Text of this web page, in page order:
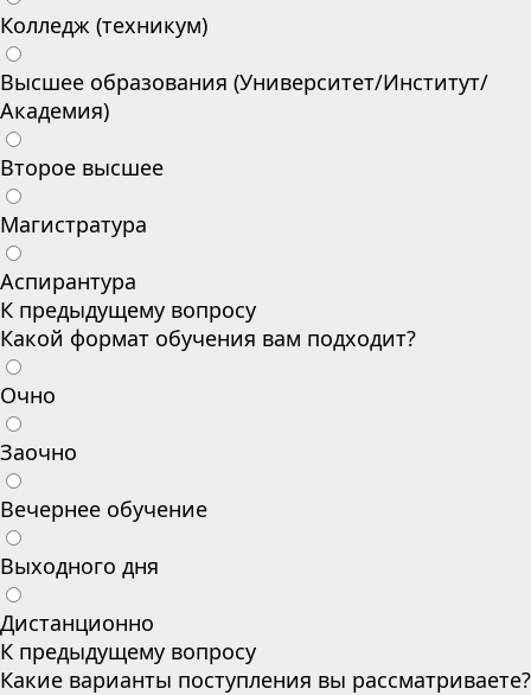
Колледж (техникум)
Высшее образования (Университет/Институт/
Академия)
Второе высшее
Магистратура
Аспирантура
К предыдущему вопросу
Какой формат обучения вам подходит?
Очно
Заочно
Вечернее обучение
Выходного дня
Дистанционно
К предыдущему вопросу
Какие варианты поступления вы рассматриваете?